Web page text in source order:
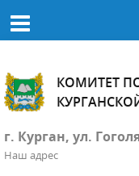
КОМИТЕТ
г. Курган, ул.
Наш адрес